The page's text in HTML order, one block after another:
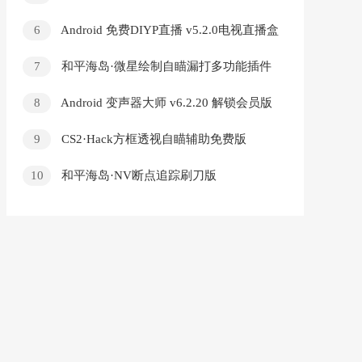
6
Android 免费DIYP直播 v5.2.0电视直播盒
7
和平海岛·微星绘制自瞄漏打多功能插件
8
Android 变声器大师 v6.2.20 解锁会员版
9 CS2·Hack方框透视自瞄辅助免费版
10 和平海岛·NV断点追踪刷刀版